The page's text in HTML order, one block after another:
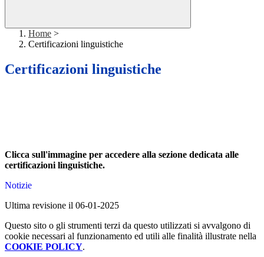
Home >
Certificazioni linguistiche
Certificazioni linguistiche
Clicca sull'immagine per accedere alla sezione dedicata alle
certificazioni linguistiche.
Notizie
Ultima revisione il 06-01-2025
Questo sito o gli strumenti terzi da questo utilizzati si avvalgono di
cookie necessari al funzionamento ed utili alle finalità illustrate nella
COOKIE POLICY.